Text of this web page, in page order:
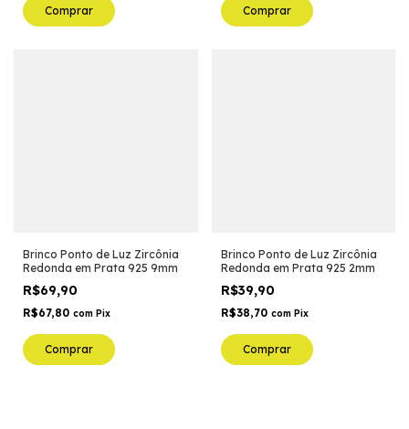
Comprar Comprar
Brinco Ponto de Luz Zircônia
Redonda em Prata 925 9mm
R$69,90
R$67,80 com Pix
Comprar
Brinco Ponto de Luz Zircônia
Redonda em Prata 925 2mm
R$39,90
R$38,70 com Pix
Comprar